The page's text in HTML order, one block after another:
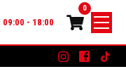
09:00 - 18:00
0